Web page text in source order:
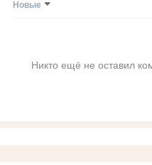
Новые
Никто ещё не оставил